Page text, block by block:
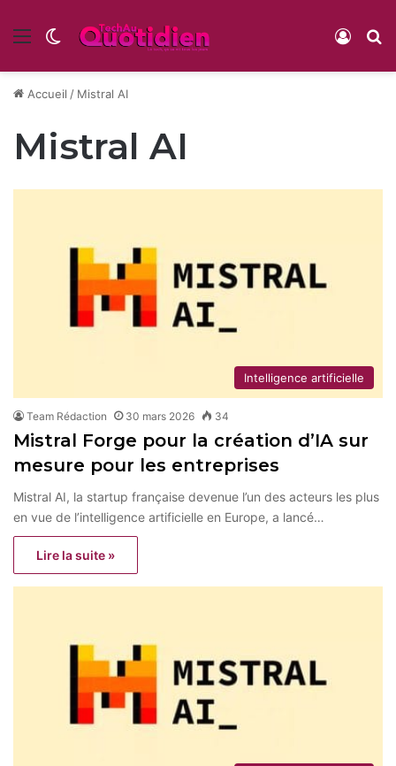
Menu Switch skin
Accueil / Mistral AI
Mistral AI
Intelligence artificielle
Team Rédaction 30 mars 2026 34
Mistral Forge pour la création d’IA sur
mesure pour les entreprises
Mistral AI, la startup française devenue l’un des acteurs les plus
en vue de l’intelligence artificielle en Europe, a lancé…
Lire la suite »